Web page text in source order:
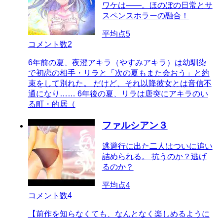
ワケは――。ほのぼの日常とサ
スペンスホラーの融合！
平均点5
コメント数2
6年前の夏、夜澄アキラ（やすみアキラ）は幼馴染
で初恋の相手・リラと「次の夏もまた会おう」と約
束をして別れた。 だけど、それ以降彼女とは音信不
通になり…… 6年後の夏、リラは唐突にアキラのい
る町・的居（
ファルシアン３
逃避行に出た二人はついに追い
詰められる。 抗うのか？逃げ
るのか？
平均点4
コメント数4
【前作を知らなくても、なんとなく楽しめるように